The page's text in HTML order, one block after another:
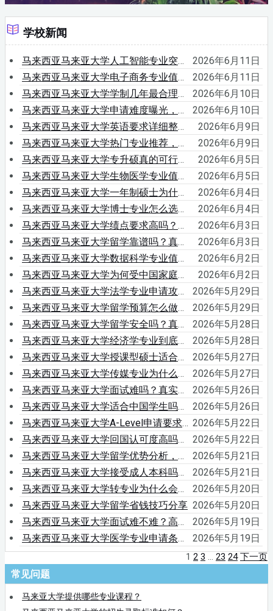
学校新闻
马来西亚马来亚大学人工智能专业突然火了，课程内容太符合趋势
2026年6月11日
马来西亚马来亚大学电子商务专业值不值得选？行业趋势已经很明显
2026年6月11日
马来西亚马来亚大学学制几年最合理？不同专业学制差异与真实学习周期解析
2026年6月10日
马来西亚马来亚大学申请难度曝光，原来真正卡人的不是成绩
2026年6月10日
马来西亚马来亚大学英语要求详细整理，语言成绩不够还有机会吗？
2026年6月9日
马来西亚马来亚大学热门专业推荐，这几个方向申请热度明显上涨
2026年6月9日
马来西亚马来亚大学专升硕真的可行吗？大专生逆袭路线曝光
2026年6月5日
马来西亚马来亚大学生物医学专业值得读吗？真实课程与发展前景全面解析
2026年6月5日
马来西亚马来亚大学一年制硕士为什么这么受欢迎？时间优势太明显
2026年6月4日
马来西亚马来亚大学博士专业怎么选？热门研究方向一次整理清楚
2026年6月4日
马来西亚马来亚大学绩点要求高吗？低GPA学生还有这些机会
2026年6月3日
马来西亚马来亚大学留学靠谱吗？真实认可度与含金量全面解析
2026年6月3日
马来西亚马来亚大学数据科学专业值不值得读？行业趋势已经给出答案
2026年6月2日
马来西亚马来亚大学为何受中国家庭青睐？真实原因全面解析
2026年6月2日
马来西亚马来亚大学法学专业申请攻略：文科生必须提前了解的关键条件与路径
2026年5月29日
马来西亚马来亚大学留学预算怎么做最合理？很多家庭忽略了隐藏花费
2026年5月29日
马来西亚马来亚大学留学安全吗？真实校园与治安情况全面解析
2026年5月28日
马来西亚马来亚大学经济学专业到底怎么样？真实课程内容与就业方向全面解析
2026年5月28日
马来西亚马来亚大学授课型硕士适合谁？很多学生选完才后悔
2026年5月27日
马来西亚马来亚大学传媒专业为什么这么多人申请？真实原因曝光
2026年5月27日
马来西亚马来亚大学面试难吗？真实面试问题终于有人整理出来了
2026年5月26日
马来西亚马来亚大学适合中国学生吗？校园真实情况比网上更直观的全面解析
2026年5月26日
马来西亚马来亚大学A-Level申请要求详解，国际课程学生必看 2026年5月22日
马来西亚马来亚大学回国认可度高吗？真实含金量很多人低估了
2026年5月22日
马来西亚马来亚大学留学优势分析，为什么被称为亚洲性价比之王
2026年5月21日
马来西亚马来亚大学接受成人本科吗？学历背景要求解析
2026年5月21日
马来西亚马来亚大学转专业为什么会有限制
2026年5月20日
马来西亚马来亚大学留学省钱技巧分享 2026年5月20日
马来西亚马来亚大学面试难不难？高频问题提前整理好了
2026年5月19日
马来西亚马来亚大学医学专业申请条件，国际学生到底难不难进
2026年5月19日
1 2 3 … 23 24 下一页
常见问题
马来亚大学提供哪些专业课程？